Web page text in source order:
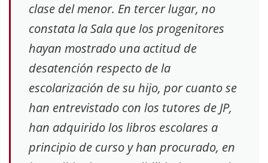
clase del menor. En tercer lugar, no
constata la Sala que los progenitores
hayan mostrado una actitud de
desatención respecto de la
escolarización de su hijo, por cuanto se
han entrevistado con los tutores de JP,
han adquirido los libros escolares a
principio de curso y han procurado, en